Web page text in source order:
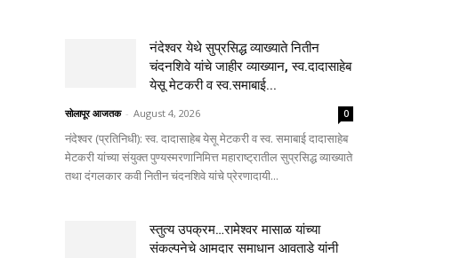
नंदेश्वर येथे सुप्रसिद्ध व्याख्याते नितीन
चंदनशिवे यांचे जाहीर व्याख्यान, स्व.दादासाहेब
येसू मेटकरी व स्व.समाबाई...
सोलापूर आजतक - August 4, 2026 0
नंदेश्वर (प्रतिनिधी): स्व. दादासाहेब येसू मेटकरी व स्व. समाबाई दादासाहेब
मेटकरी यांच्या संयुक्त पुण्यस्मरणानिमित्त महाराष्ट्रातील सुप्रसिद्ध व्याख्याते
तथा दंगलकार कवी नितीन चंदनशिवे यांचे प्रेरणादायी...
स्तुत्य उपक्रम…रामेश्वर मासाळ यांच्या
संकल्पनेचे आमदार समाधान आवताडे यांनी